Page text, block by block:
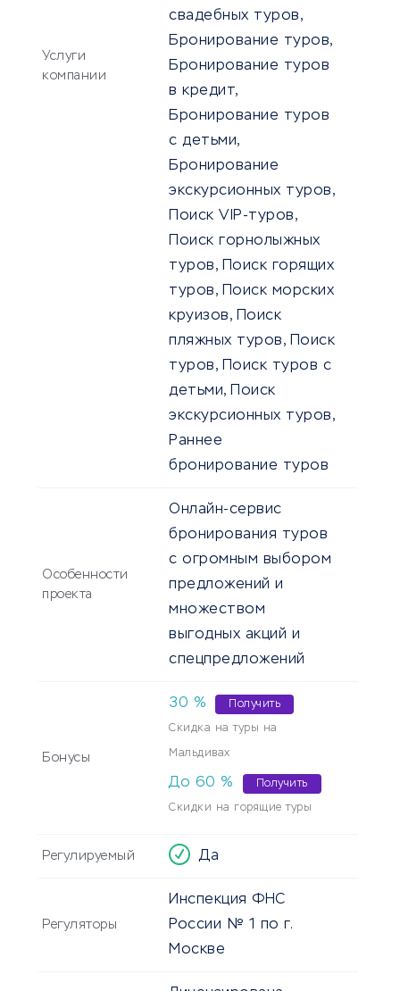
Услуги
компании
свадебных туров,
Бронирование туров,
Бронирование туров
в кредит,
Бронирование туров
с детьми,
Бронирование
экскурсионных туров,
Поиск VIP-туров,
Поиск горнолыжных
туров, Поиск горящих
туров, Поиск морских
круизов, Поиск
пляжных туров, Поиск
туров, Поиск туров с
детьми, Поиск
экскурсионных туров,
Раннее
бронирование туров
Особенности
проекта
Онлайн-сервис
бронирования туров
с огромным выбором
предложений и
множеством
выгодных акций и
спецпредложений
Бонусы
30 % Получить
Скидка на туры на
Мальдивах
До 60 % Получить
Cкидки на горящие туры
Регулируемый Да
Регуляторы
Инспекция ФНС
России № 1 по г.
Москве